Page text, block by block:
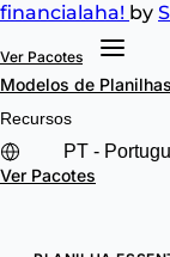
financialaha! by
Ver Pacotes
Modelos de Planilhas
Recursos
Ver Pacotes